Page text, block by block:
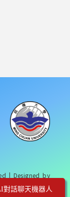
| Designed by
對話聊天機器人